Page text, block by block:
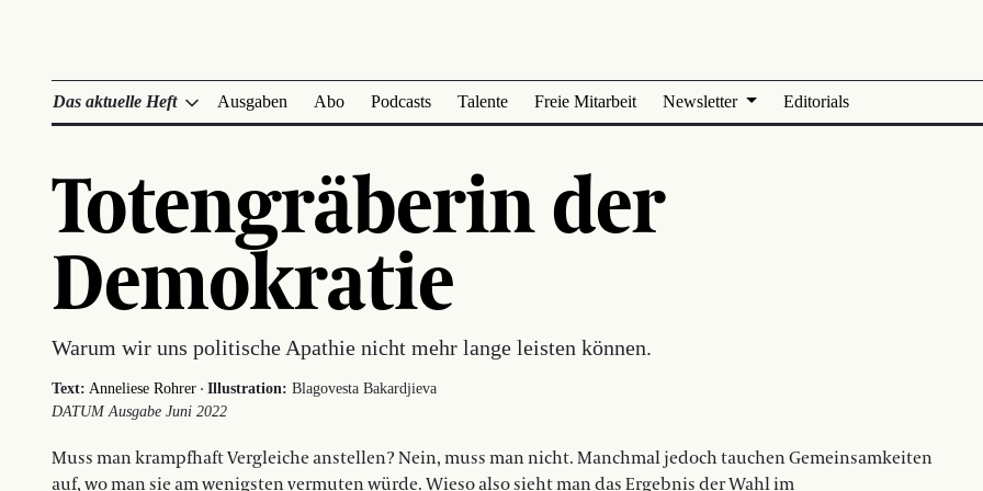
Das aktuelle Heft Ausgaben Abo Podcasts Talente Freie Mitarbeit Newsletter Editorials
Totengräberin der
Demokratie
Warum wir uns politische Apathie nicht mehr lange leisten können.
Text: Anneliese Rohrer · Illustration: Blagovesta Bakardjieva
DATUM Ausgabe Juni 2022
Muss man krampfhaft Vergleiche anstellen? Nein, muss man nicht. Manchmal jedoch tauchen Gemeinsamkeiten
auf, wo man sie am wenigsten vermuten würde. Wieso also sieht man das Ergebnis der Wahl im